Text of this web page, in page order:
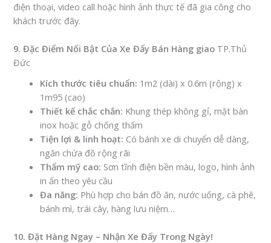
điện thoại, video call hoặc hình ảnh thực tế đã gia công cho
khách trước đây.
9. Đặc Điểm Nổi Bật Của Xe Đẩy Bán Hàng giao TP.Thủ
Đức
Kích thước tiêu chuẩn: 1m2 (dài) x 0.6m (rộng) x
1m95 (cao)
Thiết kế chắc chắn: Khung thép không gỉ, mặt bàn
inox hoặc gỗ chống thấm
Tiện lợi & linh hoạt: Có bánh xe di chuyển dễ dàng,
ngăn chứa đồ rộng rãi
Thẩm mỹ cao: Sơn tĩnh điện bền màu, logo, hình ảnh
in ấn theo yêu cầu
Đa năng: Phù hợp cho bán đồ ăn, nước uống, cà phê,
bánh mì, trái cây, hàng lưu niệm…
10. Đặt Hàng Ngay – Nhận Xe Đẩy Trong Ngày!